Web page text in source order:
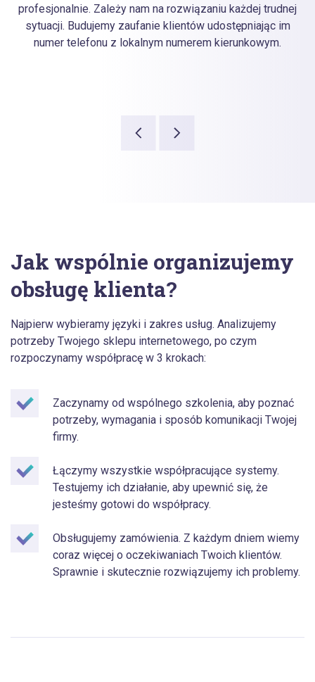
profesjonalnie. Zależy nam na rozwiązaniu każdej trudnej
sytuacji. Budujemy zaufanie klientów udostępniając im
numer telefonu z lokalnym numerem kierunkowym.
Jak wspólnie organizujemy
obsługę klienta?
Najpierw wybieramy języki i zakres usług. Analizujemy
potrzeby Twojego sklepu internetowego, po czym
rozpoczynamy współpracę w 3 krokach:
Zaczynamy od wspólnego szkolenia, aby poznać
potrzeby, wymagania i sposób komunikacji Twojej
firmy.
Łączymy wszystkie współpracujące systemy.
Testujemy ich działanie, aby upewnić się, że
jesteśmy gotowi do współpracy.
Obsługujemy zamówienia. Z każdym dniem wiemy
coraz więcej o oczekiwaniach Twoich klientów.
Sprawnie i skutecznie rozwiązujemy ich problemy.